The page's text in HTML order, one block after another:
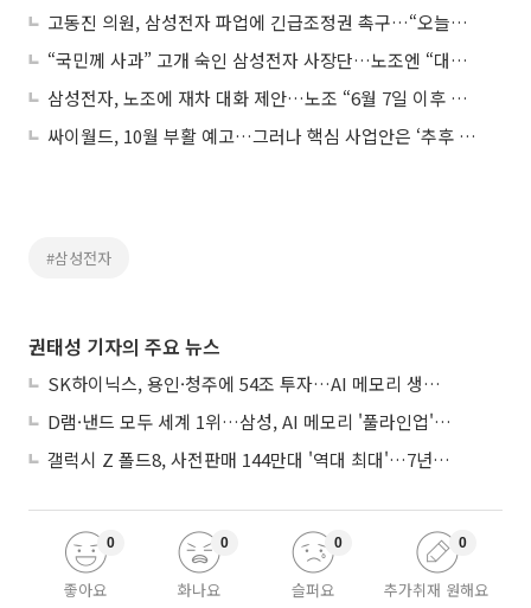
고동진 의원, 삼성전자 파업에 긴급조정권 촉구…“오늘부터 준비해야”
“국민께 사과” 고개 숙인 삼성전자 사장단…노조엔 “대화에 임하라”
삼성전자, 노조에 재차 대화 제안…노조 “6월 7일 이후 협의 의사”
싸이월드, 10월 부활 예고…그러나 핵심 사업안은 ‘추후 공개’
#삼성전자
권태성 기자의 주요 뉴스
SK하이닉스, 용인·청주에 54조 투자…AI 메모리 생산기지 키운다
D램·낸드 모두 세계 1위…삼성, AI 메모리 '풀라인업'으로 승부
갤럭시 Z 폴드8, 사전판매 144만대 '역대 최대'…7년만에 갤노트10 기록 넘어
좋아요
0
화나요
0
슬퍼요
0
추가취재 원해요
0